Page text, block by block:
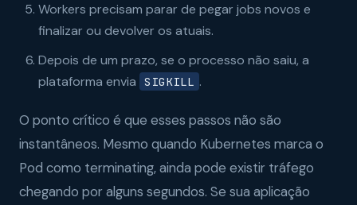
Workers precisam parar de pegar jobs novos e
finalizar ou devolver os atuais.
Depois de um prazo, se o processo não saiu, a
plataforma envia SIGKILL .
O ponto crítico é que esses passos não são
instantâneos. Mesmo quando Kubernetes marca o
Pod como terminating, ainda pode existir tráfego
chegando por alguns segundos. Se sua aplicação